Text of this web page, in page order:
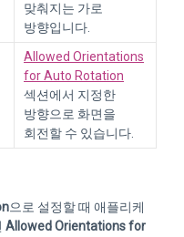
맞춰지는 가로
방향입니다.
Allowed Orientations
for Auto Rotation
섹션에서 지정한
방향으로 화면을
회전할 수 있습니다.
으로 설정할 때 애플리케
Allowed Orientations for